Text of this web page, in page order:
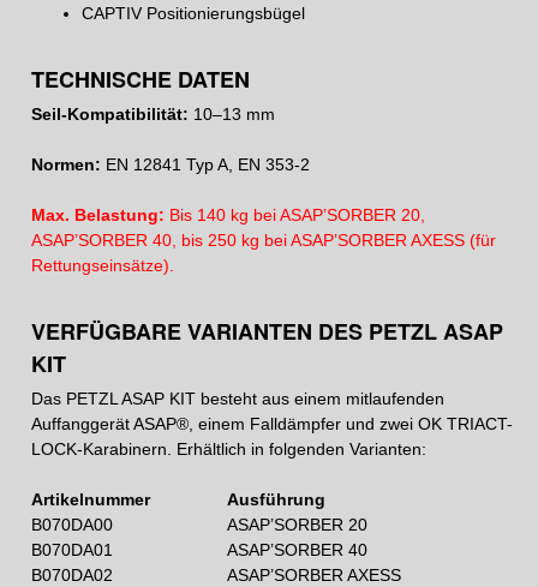
CAPTIV Positionierungsbügel
TECHNISCHE DATEN
Seil-Kompatibilität: 10–13 mm
Normen: EN 12841 Typ A, EN 353-2
Max. Belastung: Bis 140 kg bei ASAP’SORBER 20,
ASAP’SORBER 40, bis 250 kg bei ASAP’SORBER AXESS (für
Rettungseinsätze).
VERFÜGBARE VARIANTEN DES PETZL ASAP
KIT
Das PETZL ASAP KIT besteht aus einem mitlaufenden
Auffanggerät ASAP®, einem Falldämpfer und zwei OK TRIACT-
LOCK-Karabinern. Erhältlich in folgenden Varianten:
Artikelnummer
Ausführung
B070DA00
ASAP’SORBER 20
B070DA01
ASAP’SORBER 40
B070DA02
ASAP’SORBER AXESS